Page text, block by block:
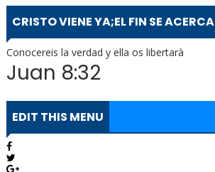
CRISTO VIENE YA;EL FIN SE ACERCA
Conocereis la verdad y ella os libertarà
Juan 8:32
EDIT THIS MENU